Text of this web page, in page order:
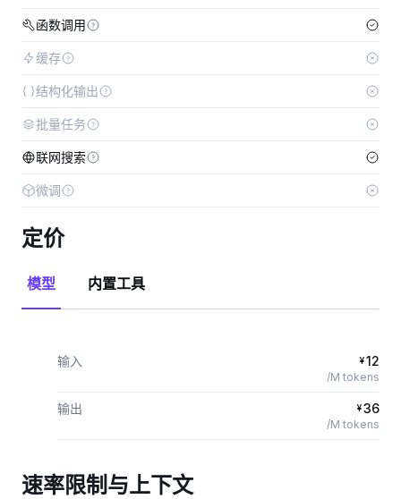
函数调用
缓存
结构化输出
批量任务
联网搜索
微调
定价
模型 内置工具
输入 ¥12
/M tokens
输出 ¥36
/M tokens
速率限制与上下文